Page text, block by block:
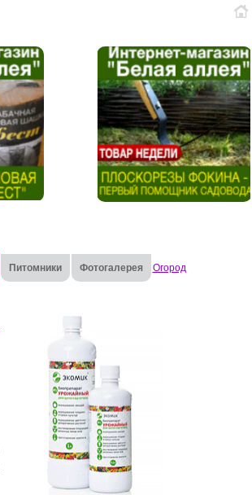
Питомники Фотогалерея Огород